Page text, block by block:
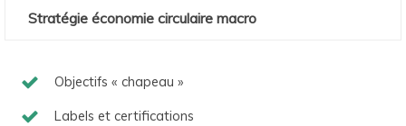
Stratégie économie circulaire macro
Objectifs « chapeau »
Labels et certifications